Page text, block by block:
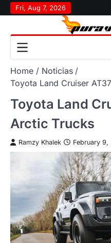
Skip
to
Fri, Aug 7, 2026
Home
Noticias
Toyota Land Cruiser
Toyota Land
Arctic Trucks
Ramzy Khalek February 9,